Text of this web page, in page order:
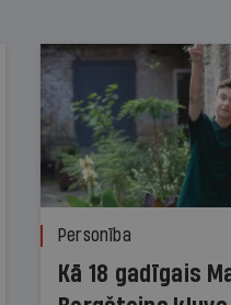
Personība
Kā 18 gadīgais